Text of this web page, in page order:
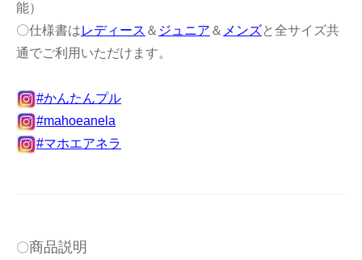
能）
〇仕様書はレディース ＆ ジュニア ＆ メンズと全サイズ共
通でご利用いただけます。
#かんたんプル
#mahoeanela
#マホエアネラ
〇商品説明